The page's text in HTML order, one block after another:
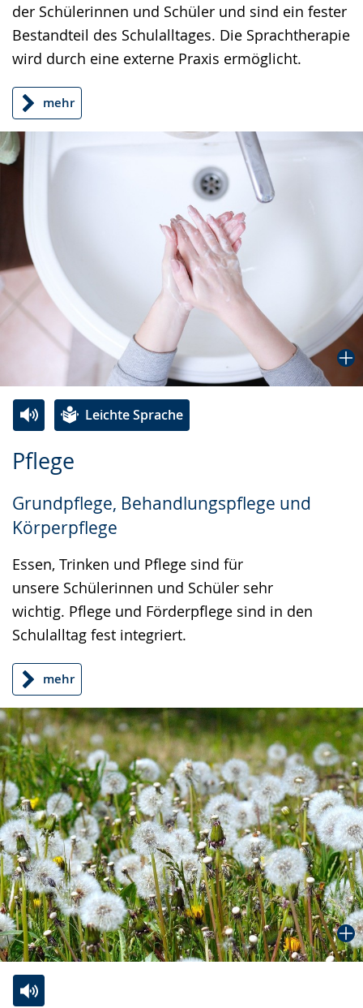
der Schülerinnen und Schüler und sind ein fester
Bestandteil des Schulalltages. Die Sprachtherapie
wird durch eine externe Praxis ermöglicht.
mehr
Pflege
Grundpflege, Behandlungspflege und
Körperpflege
Essen, Trinken und Pflege sind für
unsere Schülerinnen und Schüler sehr
wichtig. Pflege und Förderpflege sind in den
Schulalltag fest integriert.
mehr
Leichte Sprache
Leichten
wechseln.
Audio-
Video
Deutscher
Gebärdensprache
wird
angezeigt.